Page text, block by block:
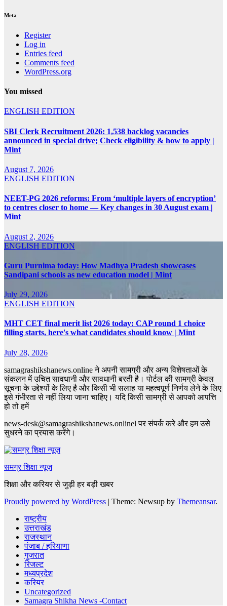
Meta
Register
Log in
Entries feed
Comments feed
WordPress.org
You missed
ENGLISH EDITION
SBI Clerk Recruitment 2026: 1,538 backlog vacancies
announced in special drive; Check eligibility & how to apply |
Mint
August 7, 2026
ENGLISH EDITION
NEET-PG 2026 reforms: From ‘multiple layers of encryption’
to centres closer to home — Key changes in 30 August exam |
Mint
August 2, 2026
ENGLISH EDITION
Guru Purnima today: How Madhya Pradesh showcases
Sandipani schools as new education model | Mint
July 29, 2026
ENGLISH EDITION
MHT CET final merit list 2026 today: CAP round 1 choice
filling starts, here's what candidates should know | Mint
July 28, 2026
samagrashikshanews.online ने अपनी सामग्री और अन्य विशेषताओं के
संकलन में उचित सावधानी और सावधानी बरती है। पोर्टल की सामग्री केवल
सूचना के उद्देश्यों के लिए है और किसी भी सलाह या महत्वपूर्ण निर्णय लेने के लिए
इसे गंभीरता से नहीं लिया जाना चाहिए। यदि किसी सामग्री से आपको आपत्ति
हो तो हमें
news-desk@samagrashikshanews.onlinel पर संपर्क करे और हम उसे
सुधरने का प्रयास करेंगे।
समग्र शिक्षा न्यूज़
शिक्षा और करियर से जुड़ी हर बड़ी खबर
Proudly powered by WordPress | Theme: Newsup by Themeansar.
राष्ट्रीय
उत्तराखंड
राजस्थान
पंजाब / हरियाणा
गुजरात
रिजल्ट
मध्यप्रदेश
करियर
Uncategorized
Samagra Shikha News -Contact